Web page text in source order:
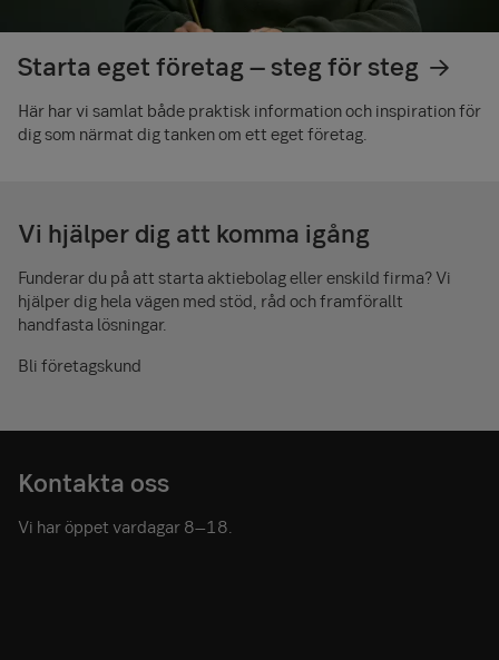
Pension för egenföretagare
Tjänstepension för företag
Starta eget företag – steg för steg
Här har vi samlat både praktisk information och inspiration för
dig som närmat dig tanken om ett eget företag.
Vi hjälper dig att komma igång
Funderar du på att starta aktiebolag eller enskild firma? Vi
hjälper dig hela vägen med stöd, råd och framförallt
handfasta lösningar.
Bli företagskund
Kontakta oss
Vi har öppet vardagar 8–18.